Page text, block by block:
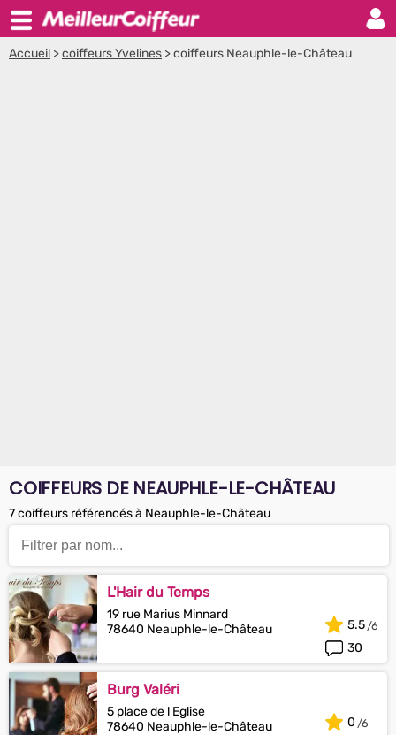
Accueil >coiffeurs Yvelines >coiffeurs Neauphle-le-Château
COIFFEURS DE NEAUPHLE-LE-CHÂTEAU
7 coiffeurs référencés à Neauphle-le-Château
L'Hair du Temps
19 rue Marius Minnard
78640 Neauphle-le-Château
30
5.5
Burg Valéri
5 place de l Eglise
78640 Neauphle-le-Château
0